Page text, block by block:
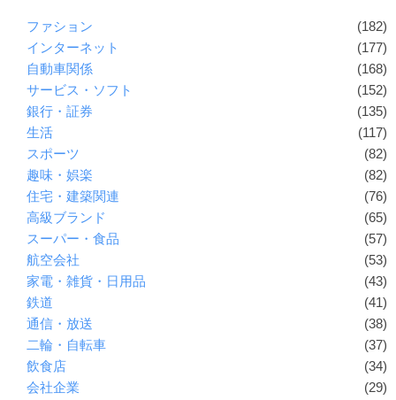
ファション
(182)
インターネット
(177)
自動車関係
(168)
サービス・ソフト
(152)
銀行・証券
(135)
生活
(117)
スポーツ
(82)
趣味・娯楽
(82)
住宅・建築関連
(76)
高級ブランド
(65)
スーパー・食品
(57)
航空会社
(53)
家電・雑貨・日用品
(43)
鉄道
(41)
通信・放送
(38)
二輪・自転車
(37)
飲食店
(34)
会社企業
(29)